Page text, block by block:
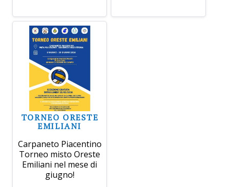
TORNEO ORESTE
EMILIANI
Carpaneto Piacentino
Torneo misto Oreste
Emiliani nel mese di
giugno!